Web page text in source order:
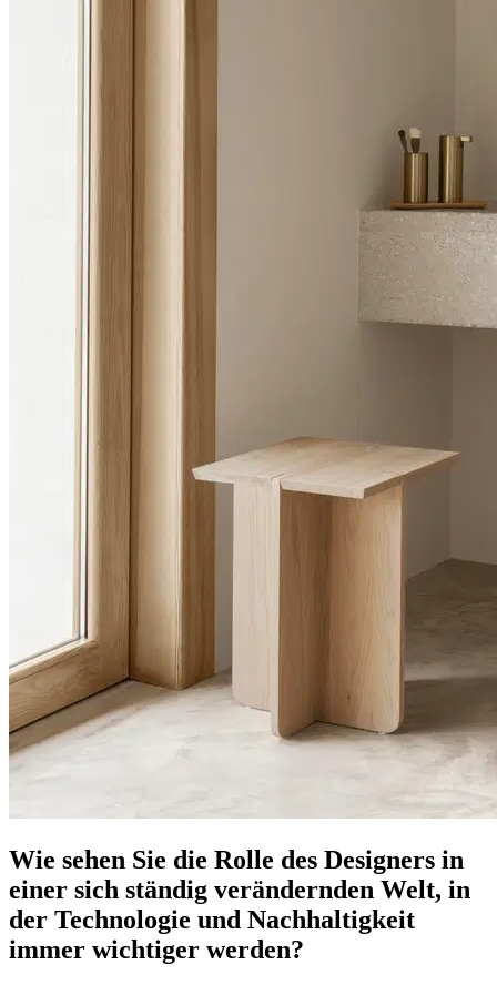
Wie sehen Sie die Rolle des Designers in
einer sich ständig verändernden Welt, in
der Technologie und Nachhaltigkeit
immer wichtiger werden?